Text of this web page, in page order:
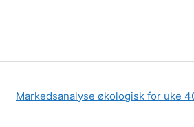
Markedsanalyse økologisk for uke